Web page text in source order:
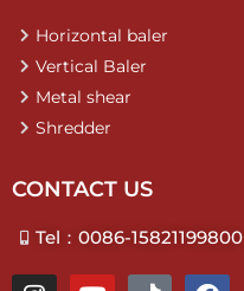
Horizontal baler
Vertical Baler
Metal shear
Shredder
CONTACT US
Tel：0086-15821199800
I Y T F